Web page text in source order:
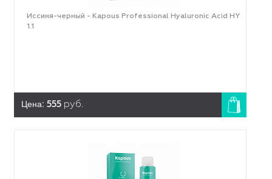
Иссиня-черный - Kapous Professional Hyaluronic Acid HY
1.1
Цена: 555 руб.